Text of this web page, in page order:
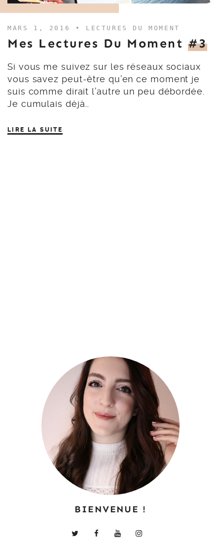
MARS 1, 2016 • LECTURES DU MOMENT
Mes Lectures Du Moment #3
Si vous me suivez sur les réseaux sociaux
vous savez peut-être qu’en ce moment je
suis comme dirait l’autre un peu débordée.
Je cumulais déjà…
LIRE LA SUITE
BIENVENUE !